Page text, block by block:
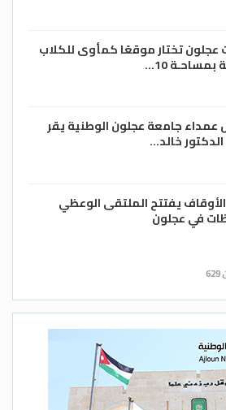
عجلون تختار موقعًا كمأوى للكلاب
بمساحـة 10…
جامعة عجلون الوطنية يقر
خالد…
يفتتح الملتقى الوعظي
في عجلون